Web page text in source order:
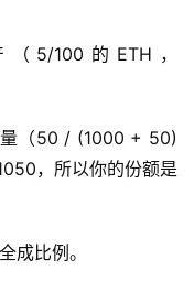
5/100的ETH，
（50 / (1000 + 50)
，所以你的份额是
成比例。